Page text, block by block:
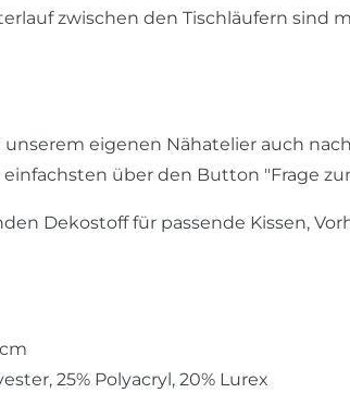
zwischen den Tischläufern sind
eigenen Nähatelier auch
einfachsten über den Button "Frage
Dekostoff für passende Kissen,
25% Polyacryl, 20% Lurex